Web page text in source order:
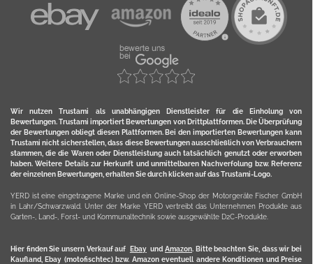
Wir nutzen Trustami als unabhängigen Dienstleister für die Einholung von
Bewertungen. Trustami importiert Bewertungen von Drittplattformen. Die Überprüfung
der Bewertungen obliegt diesen Plattformen. Bei den importierten Bewertungen kann
Trustami nicht sicherstellen, dass diese Bewertungen ausschließlich von Verbrauchern
stammen, die die Waren oder Dienstleistung auch tatsächlich genutzt oder erworben
haben. Weitere Details zur Herkunft und unmittelbaren Nachverfolung bzw. Referenz
der einzelnen Bewertungen, erhalten Sie durch klicken auf das Trustami-Logo.
YERD ist eine eingetragene Marke und ein Online-Shop der Motorgeräte Fischer GmbH
in Lahr/Schwarzwald. Unter der Marke YERD vertreibt das Unternehmen Produkte aus
Garten-, Land-, Forst- und Kommunaltechnik sowie ausgewählte D2C-Produkte.
Hier finden Sie unsern Verkauf auf Ebayund Amazon. Bitte beachten Sie, dass wir bei
Kaufland, Ebay (motofischtec) bzw. Amazon eventuell andere Konditionen und Preise